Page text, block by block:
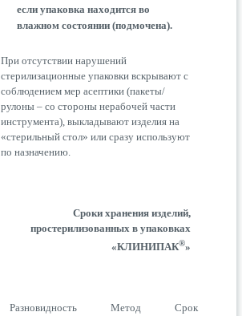
если упаковка находится во
влажном состоянии (подмочена).
При отсутствии нарушений
стерилизационные упаковки вскрывают с
соблюдением мер асептики (пакеты/
рулоны – со стороны нерабочей части
инструмента), выкладывают изделия на
«стерильный стол» или сразу используют
по назначению.
Сроки хранения изделий,
простерилизованных в упаковках
«КЛИНИПАК®»
Разновидность
Метод
Срок